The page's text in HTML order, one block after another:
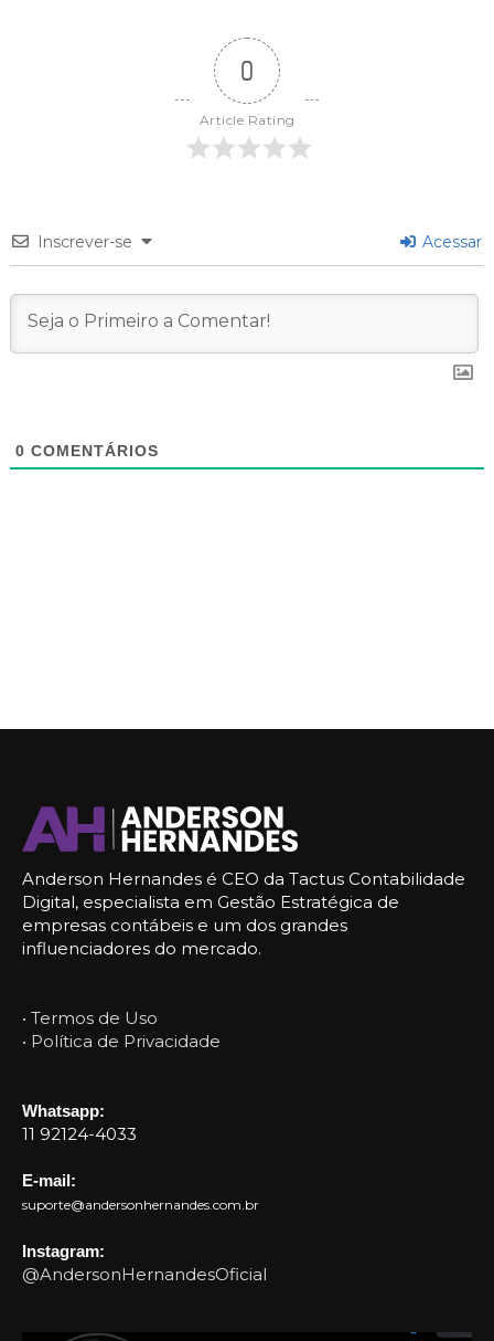
0
Article Rating
Inscrever-se Acessar
0 COMENTÁRIOS
Anderson Hernandes é CEO da Tactus Contabilidade
Digital, especialista em Gestão Estratégica de
empresas contábeis e um dos grandes
influenciadores do mercado.
• Termos de Uso
• Política de Privacidade
Whatsapp:
11 92124-4033
E-mail:
suporte@andersonhernandes.com.br
Instagram:
@AndersonHernandesOficial